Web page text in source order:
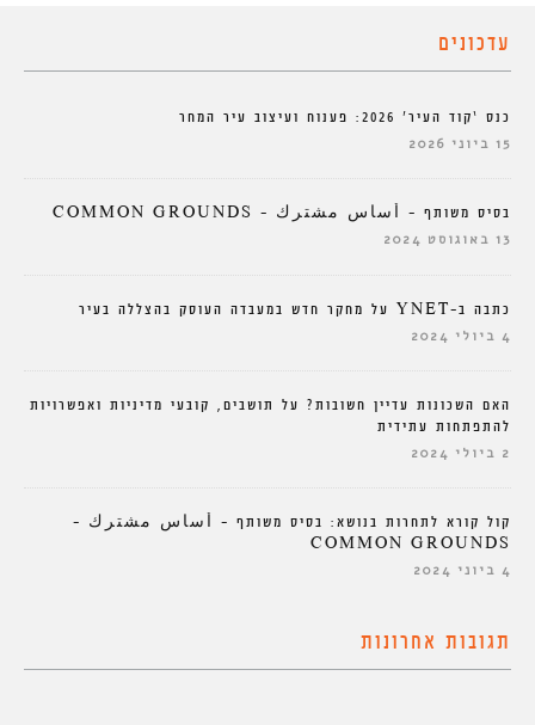
עדכונים
כנס ‘קוד העיר’ 2026: פענוח ועיצוב עיר המחר
15 ביוני 2026
בסיס משותף – أساس مشترك – COMMON GROUNDS
13 באוגוסט 2024
כתבה ב-YNET על מחקר חדש במעבדה העוסק בהצללה בעיר
4 ביולי 2024
האם השכונות עדיין חשובות? על תושבים, קובעי מדיניות ואפשרויות
להתפתחות עתידית
2 ביולי 2024
קול קורא לתחרות בנושא: בסיס משותף – أساس مشترك –
COMMON GROUNDS
4 ביוני 2024
תגובות אחרונות